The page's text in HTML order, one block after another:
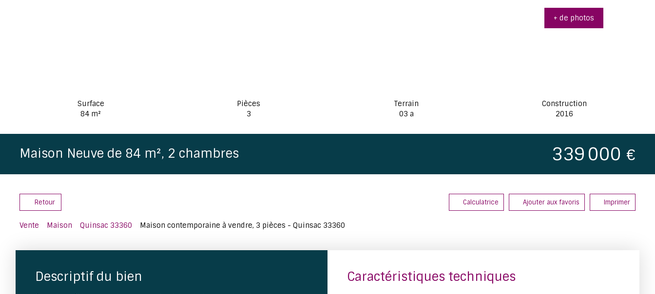
+ de photos
Surface
84 m²
Pièces
3
Terrain
03 a
Construction
2016
Maison Neuve de 84 m², 2 chambres 339 000 €
Retour Calculatrice Ajouter aux favoris Imprimer
Vente Maison Quinsac 33360 Maison contemporaine à vendre, 3 pièces - Quinsac 33360
Descriptif du bien Caractéristiques techniques